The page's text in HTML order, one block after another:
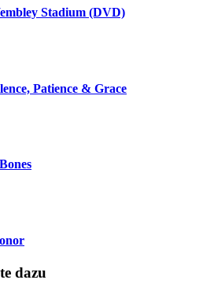
Stadium (DVD)
Patience & Grace
dazu